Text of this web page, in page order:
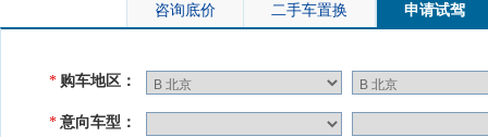
咨询底价 二手车置换 申请试驾
* 购车地区：
* 意向车型：